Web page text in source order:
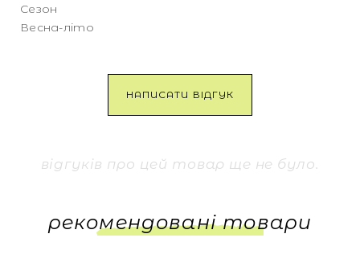
Сезон
Весна-літо
НАПИСАТИ ВІДГУК
відгуків про цей товар ще не було.
рекомендовані товари